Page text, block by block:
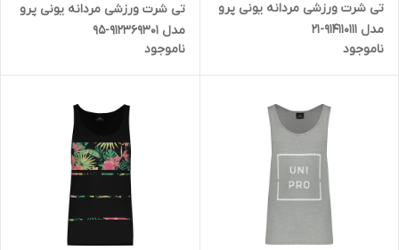
تی شرت ورزشی مردانه یونی پرو
مدل 914110111-21
ناموجود
تی شرت ورزشی مردانه یونی پرو
مدل 912369301-95
ناموجود